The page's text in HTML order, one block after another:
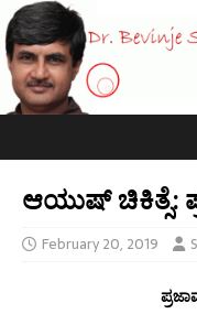
ಆಯುಷ್ ಚಿಕಿತ್ಸೆ:
February 20, 2019